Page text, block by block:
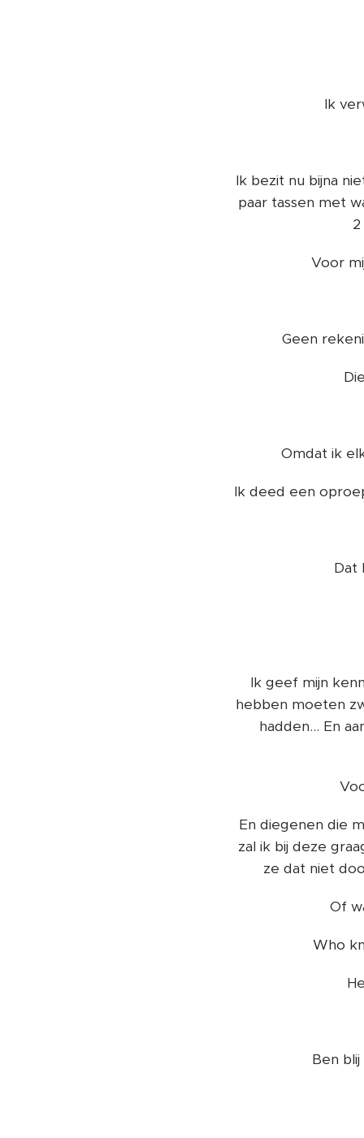
Ik
Ik bezit nu bijna
paar tassen met
Voor
Geen
Omdat ik
Ik deed een
Dat
Ik geef mijn
hebben moeten
hadden... En
En diegenen die
zal ik bij deze
ze dat niet
Of
Who
Ben